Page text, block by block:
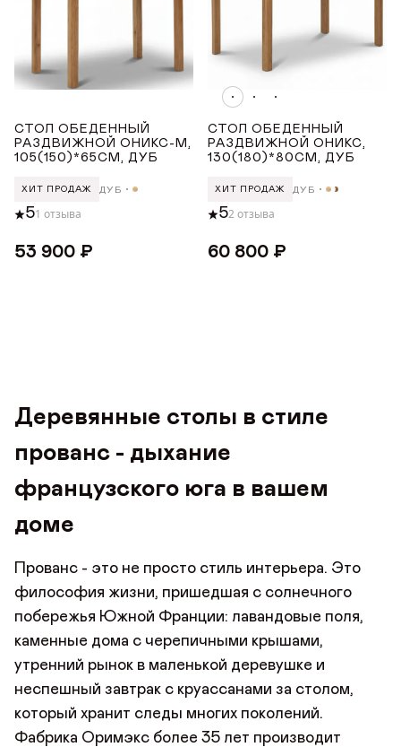
Телепроекты
РОССИЯ
Белая эмаль
Светлый дуб
от
ШИРИНА ТОВАРА (СМ)
от
от до
СТОЛ ОБЕДЕННЫЙ
РАЗДВИЖНОЙ ОНИКС-М,
105(150)*65СМ, ДУБ
ХИТ ПРОДАЖ ДУБ
51 отзыва
53 900 ₽
СТОЛ ОБЕДЕННЫЙ
РАЗДВИЖНОЙ ОНИКС,
130(180)*80СМ, ДУБ
ХИТ ПРОДАЖ ДУБ
52 отзыва
60 800 ₽
Деревянные столы в стиле
прованс - дыхание
французского юга в вашем
доме
Прованс - это не просто стиль интерьера. Это
философия жизни, пришедшая с солнечного
побережья Южной Франции: лавандовые поля,
каменные дома с черепичными крышами,
утренний рынок в маленькой деревушке и
неспешный завтрак с круассанами за столом,
который хранит следы многих поколений.
Фабрика Оримэкс более 35 лет производит